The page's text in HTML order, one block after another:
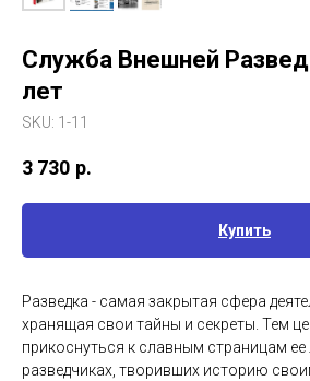
Служба Внешней
лет
SKU: 1-11
3 730 р.
Купить
Разведка - самая закрытая сфера
хранящая свои тайны и секреты. Тем
прикоснуться к славным страницам ее
разведчиках, творивших историю